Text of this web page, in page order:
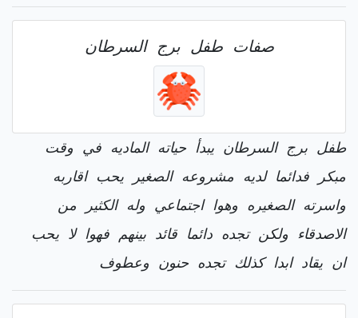
صفات طفل برج السرطان
طفل برج السرطان يبدأ حياته الماديه في وقت
مبكر فدائما لديه مشروعه الصغير يحب اقاربه
واسرته الصغيره وهوا اجتماعي وله الكثير من
الاصدقاء ولكن تجده دائما قائد بينهم فهوا لا يحب
ان يقاد ابدا كذلك تجده حنون وعطوف